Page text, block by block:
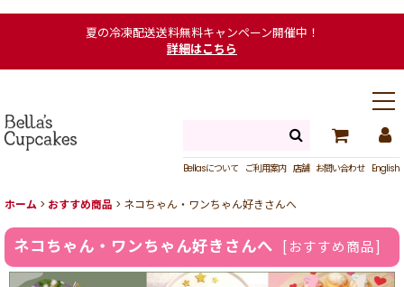
夏の冷凍配送送料無料キャンペーン開催中！
詳細はこちら
Bellasについて ご利用案内 店舗 お問い合わせ English
ホーム > おすすめ商品 > ネコちゃん・ワンちゃん好きさんへ
ネコちゃん・ワンちゃん好きさんへ おすすめ商品